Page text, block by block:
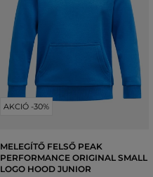
AKCIÓ -30%
MELEGÍTŐ FELSŐ PEAK
PERFORMANCE ORIGINAL SMALL
LOGO HOOD JUNIOR